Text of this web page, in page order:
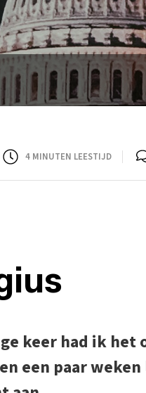
4 MINUTEN LEESTIJD
keer had ik het
een paar